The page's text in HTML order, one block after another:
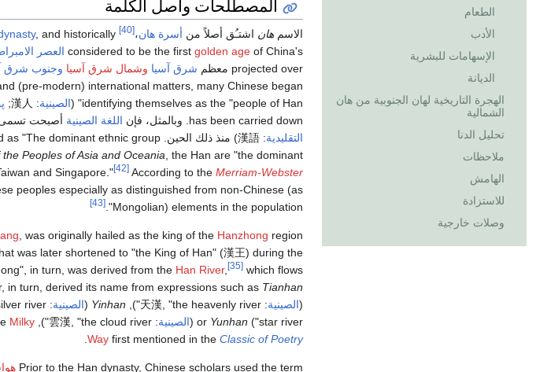
الطعام
الأدب
الإسهامات للبشرية
الديانة
الهجرة التاريخية لهان الجنوبية من هان
الشمالية
تحليل الدنا
ملاحظات
الهامش
للاستزادة
وصلات خارجية
المصطلحات وأصل الكلمة
الاسم هان اشتـُق أصلاً من أسرة هان،[40]
, and historically
considered to be the first golden age of China's العصر
projected over معظم
شرق آسيا وشمال شرق آسيا وجنوب شرق
(pre-modern) international matters, many Chinese began
identifying themselves as the "people of Han" (
الصينية:
漢人
;
has been carried down. وبالمثل، فإن
اللغة الصينية أصبحت تسمى
التقليدية:
漢語) منذ ذلك الحين. In the as "The dominant ethnic group
Peoples of Asia and Oceania, the Han are "the dominant
and Singapore."
[42] According to the Merriam-Webster
peoples especially as distinguished from non-Chinese (as
Mongolian) elements in the population".
[43]
, was originally hailed as the king of the Hanzhong region
was later shortened to "the King of Han" (漢王) during the
in turn, was derived from the Han River, [35] which flows
in turn, derived its name from expressions such as Tianhan
(الصينية:
天漢, "the heavenly river"),
Yinhan
(الصينية:
river"),
star river") or
Yunhan
(الصينية:
雲漢, "the cloud river"), all ancient Chinese poetic nicknames for the
Milky
Way first mentioned in the Classic of Poetry
.
Prior to the Han dynasty, Chinese scholars used the term